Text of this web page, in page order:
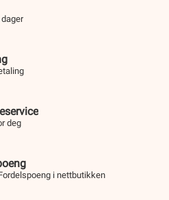
deg
i nettbutikken